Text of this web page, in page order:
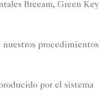
Breeam, Green Key
procedimientos
por el sistema